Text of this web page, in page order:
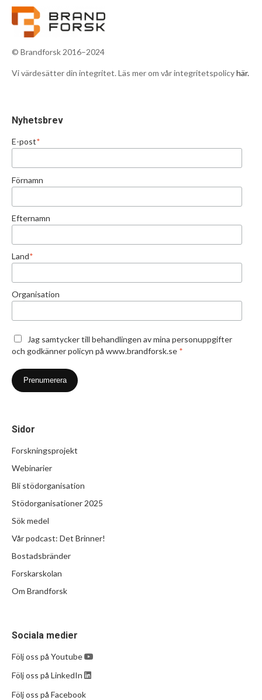
© Brandforsk 2016–2024
Vi värdesätter din integritet. Läs mer om vår integritetspolicyhär.
Nyhetsbrev
E-post*
Förnamn
Efternamn
Land*
Organisation
Jag samtycker till behandlingen av mina personuppgifter
och godkänner policyn på www.brandforsk.se *
Sidor
Forskningsprojekt
Webinarier
Bli stödorganisation
Stödorganisationer 2025
Sök medel
Vår podcast: Det Brinner!
Bostadsbränder
Forskarskolan
Om Brandforsk
Sociala medier
Följ oss på Youtube
Följ oss på LinkedIn
Följ oss på Facebook